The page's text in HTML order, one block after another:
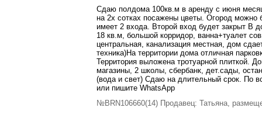
Сдаю полдома 100кв.м в аренду с июня
на 2х сотках посажены цветы. Огород можно
имеет 2 входа. Второй вход будет закрыт В
18 кв.м, большой корридор, ванна+туалет
центральная, канализация местная, дом
техника)На территории дома отличная
Территория выложена тротуарной плиткой.
магазины, 2 школы, сбербанк, дет.сады,
(вода и свет) Сдаю на длительный срок. По
или пишите WhatsApp
№BRN106660(14) Продавец: Татьяна,